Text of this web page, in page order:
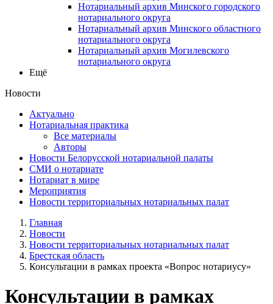
Нотариальный архив Минского городского
нотариального округа
Нотариальный архив Минского областного
нотариального округа
Нотариальный архив Могилевского
нотариального округа
Ещё
Новости
Актуально
Нотариальная практика
Все материалы
Авторы
Новости Белорусской нотариальной палаты
СМИ о нотариате
Нотариат в мире
Мероприятия
Новости территориальных нотариальных палат
Главная
Новости
Новости территориальных нотариальных палат
Брестская область
Консультации в рамках проекта «Вопрос нотариусу»
Консультации в рамках